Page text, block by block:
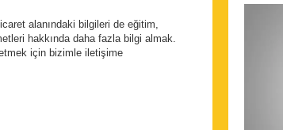
alanındaki bilgileri de eğitim,
hakkında daha fazla bilgi almak.
için bizimle iletişime